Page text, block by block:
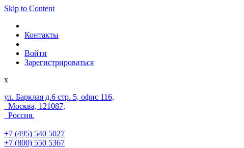
Skip to Content
Контакты
Войти
Зарегистрироваться
x
ул. Барклая д.6 стр. 5, офис 116,
Москва, 121087,
Россия.
+7 (495) 540 5027
+7 (800) 550 5367